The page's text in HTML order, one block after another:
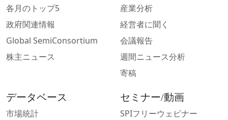
各月のトップ5
政府関連情報
Global SemiConsortium
株主ニュース
産業分析
経営者に聞く
会議報告
週間ニュース分析
寄稿
データベース
市場統計
セミナー/動画
SPIフリーウェビナー